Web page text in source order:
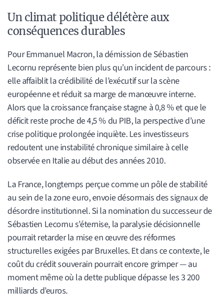
Un climat politique délétère aux
conséquences durables
Pour Emmanuel Macron, la démission de Sébastien
Lecornu représente bien plus qu’un incident de parcours :
elle affaiblit la crédibilité de l’exécutif sur la scène
européenne et réduit sa marge de manœuvre interne.
Alors que la croissance française stagne à 0,8 % et que le
déficit reste proche de 4,5 % du PIB, la perspective d’une
crise politique prolongée inquiète. Les investisseurs
redoutent une instabilité chronique similaire à celle
observée en Italie au début des années 2010.
La France, longtemps perçue comme un pôle de stabilité
au sein de la zone euro, envoie désormais des signaux de
désordre institutionnel. Si la nomination du successeur de
Sébastien Lecornu s’éternise, la paralysie décisionnelle
pourrait retarder la mise en œuvre des réformes
structurelles exigées par Bruxelles. Et dans ce contexte, le
coût du crédit souverain pourrait encore grimper — au
moment même où la dette publique dépasse les 3 200
milliards d’euros.